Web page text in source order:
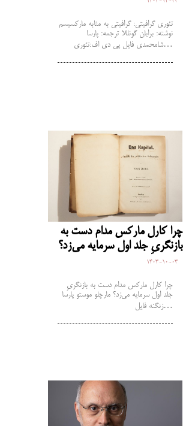
تئوری گرافیتی: گرافیتی به مثابه مارکسیسم
نوشته: برایان گونللا ترجمه: پارسا
شامحمدی فایل پی دی اف:تئوری…
چرا کارل مارکس مدام دست به
بازنگریِ جلد اول سرمایه می‌زد؟
1403-10-03
چرا کارل مارکس مدام دست به بازنگریِ
جلد اول سرمایه می‌زد؟ مارچلو موستو پارسا
زنگنه فایل…